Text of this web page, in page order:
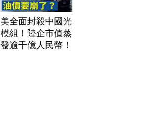
美全面封殺中國光
模組！陸企市值蒸
發逾千億人民幣！